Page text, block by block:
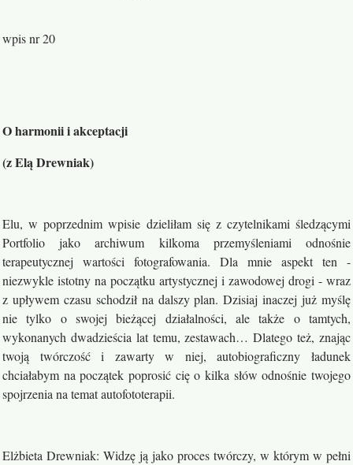
wpis nr 20
O harmonii i akceptacji
(z Elą Drewniak)
Elu, w poprzednim wpisie dzieliłam się z czytelnikami śledzącymi
Portfolio jako archiwum kilkoma przemyśleniami odnośnie
terapeutycznej wartości fotografowania. Dla mnie aspekt ten -
niezwykle istotny na początku artystycznej i zawodowej drogi - wraz
z upływem czasu schodził na dalszy plan. Dzisiaj inaczej już myślę
nie tylko o swojej bieżącej działalności, ale także o tamtych,
wykonanych dwadzieścia lat temu, zestawach… Dlatego też, znając
twoją twórczość i zawarty w niej, autobiograficzny ładunek
chciałabym na początek poprosić cię o kilka słów odnośnie twojego
spojrzenia na temat autofototerapii.
Elżbieta Drewniak: Widzę ją jako proces twórczy, w którym w pełni